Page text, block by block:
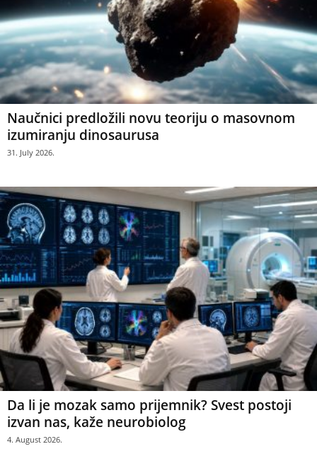
Naučnici predložili novu teoriju o masovnom
izumiranju dinosaurusa
31. July 2026.
Da li je mozak samo prijemnik? Svest postoji
izvan nas, kaže neurobiolog
4. August 2026.